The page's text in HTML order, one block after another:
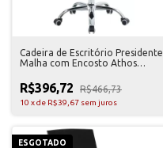
Cadeira de Escritório Presidente
Malha com Encosto Athos
R$396,72 R$466,73
10 xde R$39,67 sem juros
ESGOTADO